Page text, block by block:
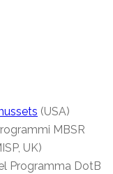
(USA)
MBSR
UK)
Programma DotB